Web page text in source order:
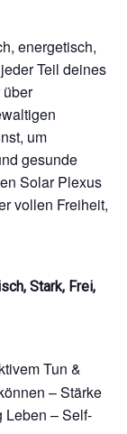
energetisch,
Teil deines
um
gesunde
Solar Plexus
vollen Freiheit,
Stark, Frei,
Tun &
– Stärke
Leben – Self-